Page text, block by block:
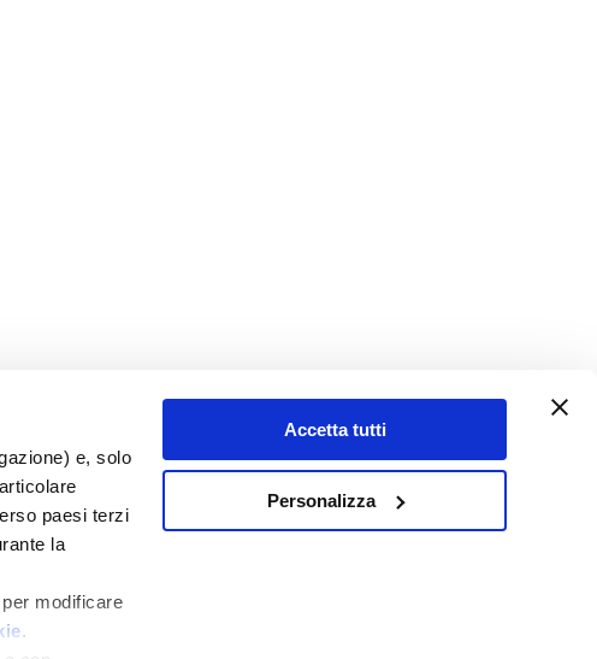
e, solo
paesi terzi
la
modificare
.
Accetta tutti
Personalizza